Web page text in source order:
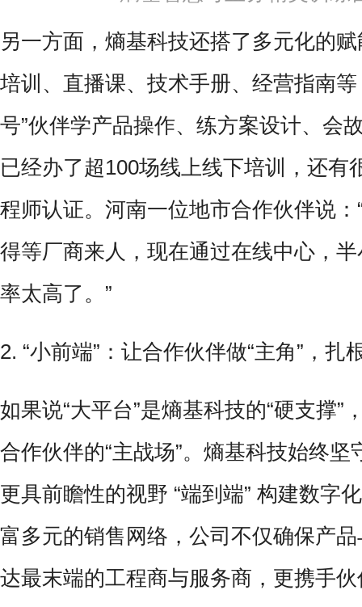
另一方面，熵基科技还搭了多元化的
培训、直播课、技术手册、经营指南等
号”伙伴学产品操作、练方案设计、会
已经办了超100场线上线下培训，还有
程师认证。河南一位地市合作伙伴说
得等厂商来人，现在通过在线中心，
率太高了。”
2. “小前端”：让合作伙伴做“主角”，扎
如果说“大平台”是熵基科技的“硬支撑”
合作伙伴的“主战场”。熵基科技始终坚
更具前瞻性的视野 “端到端” 构建数字
富多元的销售网络，公司不仅确保产
达最末端的工程商与服务商，更携手